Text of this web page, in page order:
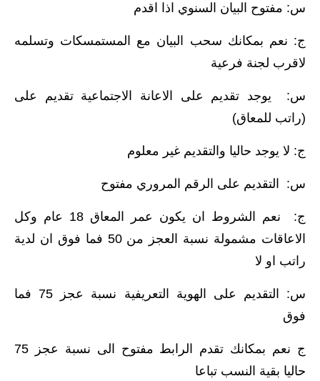
المرحلة الاعدادية
مواضيع انشاء
المرحلة الاعدادية
الجامعات
اخبار وقرارات وزارة التعليم
العالي
نتائج القبول المركزي
العطل
س: مفتوح البيان السنوي اذا اقدم
ج: نعم بمكانك سحب البيان مع المستمسكات وتسلمه
لاقرب لجنة فرعية
س: يوجد تقديم على الاعانة الاجتماعية تقديم على
(راتب للمعاق)
ج: لا يوجد حاليا والتقديم غير معلوم
س: التقديم على الرقم المروري مفتوح
ج: نعم الشروط ان يكون عمر المعاق 18 عام وكل
الاعاقات مشمولة نسبة العجز من 50 فما فوق ان لدية
راتب او لا
س: التقديم على الهوية التعريفية نسبة عجز 75 فما
فوق
ج نعم بمكانك تقدم الرابط مفتوح الى نسبة عجز 75
حاليا بقية النسب تباعا